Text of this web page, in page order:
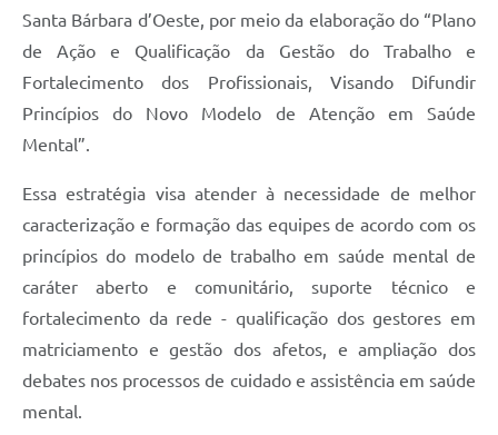
Santa Bárbara d’Oeste, por meio da elaboração do “Plano
de Ação e Qualificação da Gestão do Trabalho e
Fortalecimento dos Profissionais, Visando Difundir
Princípios do Novo Modelo de Atenção em Saúde
Mental”.
Essa estratégia visa atender à necessidade de melhor
caracterização e formação das equipes de acordo com os
princípios do modelo de trabalho em saúde mental de
caráter aberto e comunitário, suporte técnico e
fortalecimento da rede - qualificação dos gestores em
matriciamento e gestão dos afetos, e ampliação dos
debates nos processos de cuidado e assistência em saúde
mental.